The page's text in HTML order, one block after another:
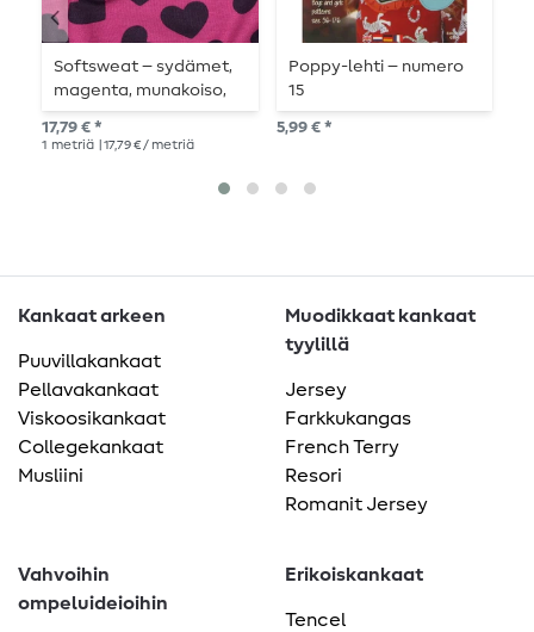
Softsweat – sydämet,
magenta, munakoiso,
karhennettu
17,79 € *
1 metriä | 17,79 € / metriä
Poppy-lehti – numero
15
5,99 € *
Kankaat arkeen
Puuvillakankaat
Pellavakankaat
Viskoosikankaat
Collegekankaat
Musliini
Muodikkaat kankaat
tyylillä
Jersey
Farkkukangas
French Terry
Resori
Romanit Jersey
Vahvoihin
ompeluideioihin
Erikoiskankaat
Tencel